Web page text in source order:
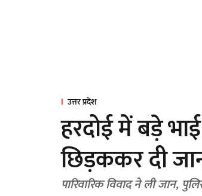
उत्तर प्रदेश
हरदोई में बड़े
छिड़ककर दी
पारिवारिक विवाद ने ली जान,